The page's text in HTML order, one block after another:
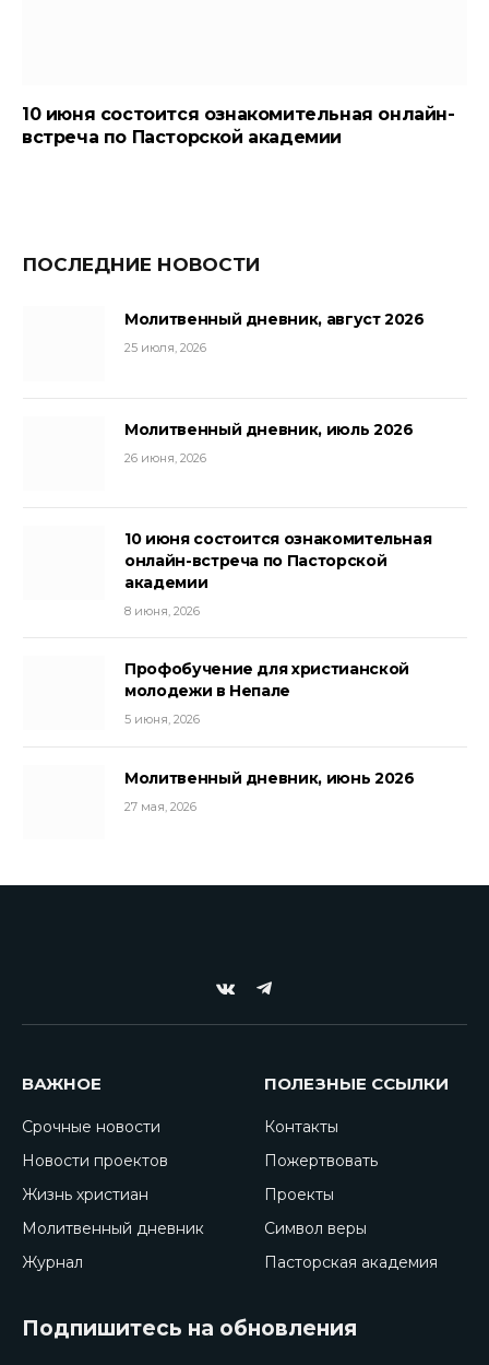
10 июня состоится ознакомительная онлайн-
встреча по Пасторской академии
ПОСЛЕДНИЕ НОВОСТИ
Молитвенный дневник, август 2026
25 июля, 2026
Молитвенный дневник, июль 2026
26 июня, 2026
10 июня состоится ознакомительная
онлайн-встреча по Пасторской
академии
8 июня, 2026
Профобучение для христианской
молодежи в Непале
5 июня, 2026
Молитвенный дневник, июнь 2026
27 мая, 2026
VKontakte
Telegram
ВАЖНОЕ
Срочные новости
Новости проектов
Жизнь христиан
Молитвенный дневник
Журнал
ПОЛЕЗНЫЕ ССЫЛКИ
Контакты
Пожертвовать
Проекты
Символ веры
Пасторская академия
Подпишитесь на обновления